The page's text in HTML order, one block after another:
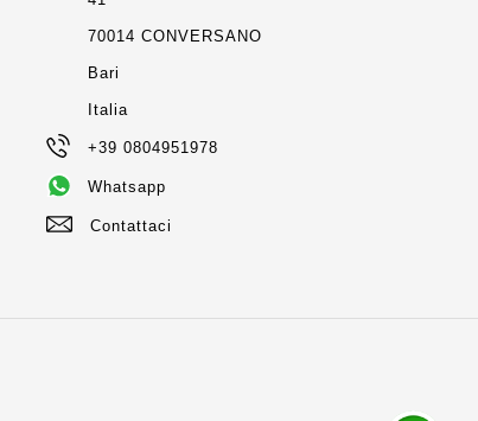
70014 CONVERSANO
Bari
Italia
+39 0804951978
Whatsapp
Contattaci